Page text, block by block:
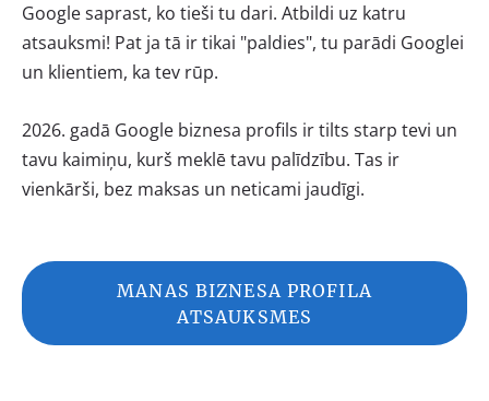
Google saprast, ko tieši tu dari. Atbildi uz katru
atsauksmi! Pat ja tā ir tikai "paldies", tu parādi Googlei
un klientiem, ka tev rūp.
2026. gadā Google biznesa profils ir tilts starp tevi un
tavu kaimiņu, kurš meklē tavu palīdzību. Tas ir
vienkārši, bez maksas un neticami jaudīgi.
MANAS BIZNESA PROFILA
ATSAUKSMES